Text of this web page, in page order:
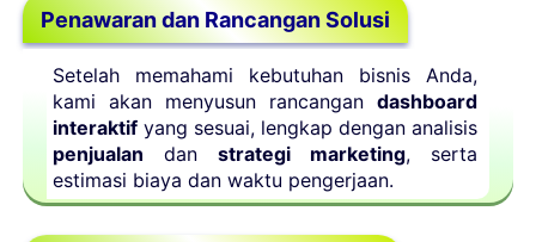
Penawaran dan Rancangan Solusi
Setelah memahami kebutuhan bisnis Anda,
kami akan menyusun rancangan dashboard
interaktif yang sesuai, lengkap dengan analisis
penjualan dan strategi marketing, serta
estimasi biaya dan waktu pengerjaan.